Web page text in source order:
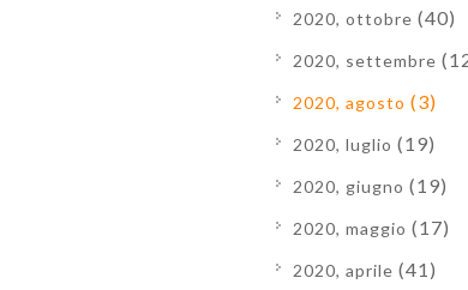
2020, ottobre (40)
2020, settembre
2020, agosto (3)
2020, luglio (19)
2020, giugno (19)
2020, maggio (17)
2020, aprile (41)